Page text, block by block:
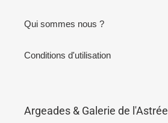
Qui sommes nous ?
Conditions d'utilisation
Argeades & Galerie de l'Astrée